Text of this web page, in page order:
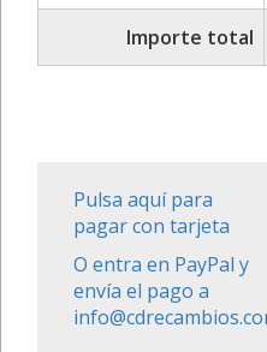
Importe total
Pulsa aquí para
pagar con tarjeta
O entra en PayPal y
envía el pago a